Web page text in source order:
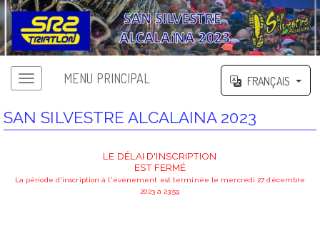
MENU PRINCIPAL FRANÇAIS
SAN SILVESTRE ALCALAINA 2023
LE DÉLAI D'INSCRIPTION
EST FERMÉ
La période d'inscription à l'événement est terminée le mercredi 27 décembre
2023 à 23:59